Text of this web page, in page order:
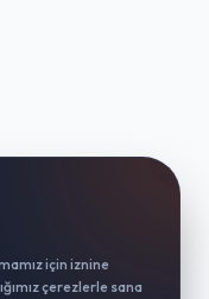
için iznine
çerezlerle sana